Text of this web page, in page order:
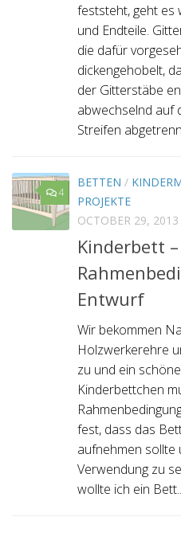
feststeht, geht es
und Endteile.
die dafür
dickengehobelt,
der Gitterstäbe
abwechselnd auf
Streifen
4
BETTEN /
PROJEKTE
OCTOBER 29, 2013
Kinderbett
Entwurf
Wir bekommen
Holzwerkerehre
zu und ein
Kinderbettchen
fest, dass das
aufnehmen sollte
Verwendung zu
wollte ich ein